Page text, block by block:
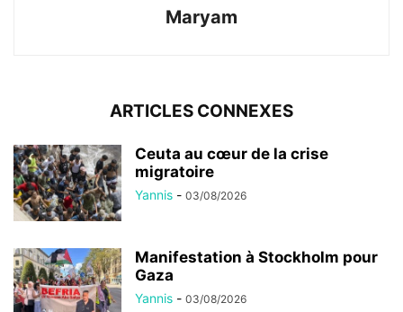
Maryam
ARTICLES CONNEXES
Ceuta au cœur de la crise
migratoire
Yannis - 03/08/2026
Manifestation à Stockholm pour
Gaza
Yannis - 03/08/2026